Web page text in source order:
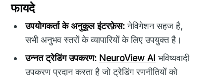
फायदे
उपयोगकर्ता के अनुकूल इंटरफ़ेस:नेविगेशन सहज है,
सभी अनुभव स्तरों के व्यापारियों के लिए उपयुक्त है।
उन्नत ट्रेडिंग उपकरण: NeuroView AI भविष्यवादी
उपकरण प्रदान करता है जो ट्रेडिंग रणनीतियों को